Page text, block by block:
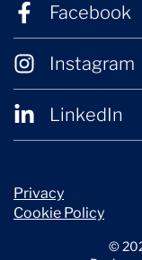
Facebook
Instagram
LinkedIn
Privacy
Cookie Policy
©